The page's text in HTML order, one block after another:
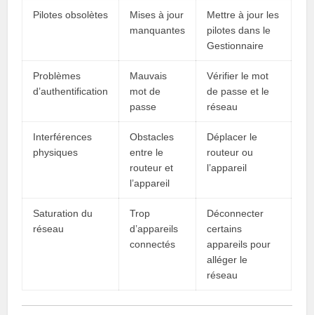
Pilotes obsolètes
Mises à jour
manquantes
Mettre à jour les
pilotes dans le
Gestionnaire
Problèmes
d’authentification
Mauvais
mot de
passe
Vérifier le mot
de passe et le
réseau
Interférences
physiques
Obstacles
entre le
routeur et
l’appareil
Déplacer le
routeur ou
l’appareil
Saturation du
réseau
Trop
d’appareils
connectés
Déconnecter
certains
appareils pour
alléger le
réseau